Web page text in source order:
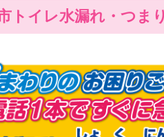
トイレ水漏れ・つま